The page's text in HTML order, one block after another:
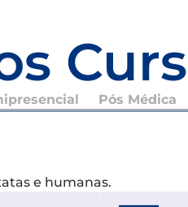
Pós Médica
e humanas.